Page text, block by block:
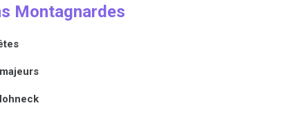
Montagnardes